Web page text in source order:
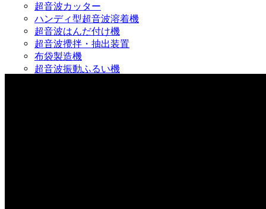
超音波カッター
ハンディ型超音波溶着機
超音波はんだ付け機
超音波攪拌・抽出装置
布袋製造機
超音波振動ふるい機